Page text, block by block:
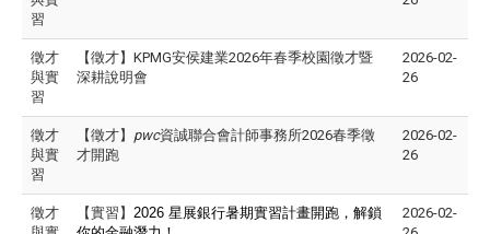
習
徵才
與實
習
【徵才】KPMG安侯建業2026年春季校園徵才暨
深耕說明會
2026-02-
26
徵才
與實
習
【徵才】 pwc資誠聯合會計師事務所2026春季徵
才開跑
2026-02-
26
徵才
【實習】 2026 星展銀行暑期實習計畫開跑，解鎖
2026-02-